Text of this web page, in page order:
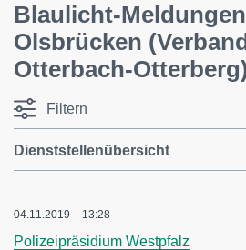
Blaulicht-
Olsbrücken
Otterbach-
Filtern
Dienststellenübersicht
04.11.2019 – 13:28
Polizeipräsidium Westpfalz